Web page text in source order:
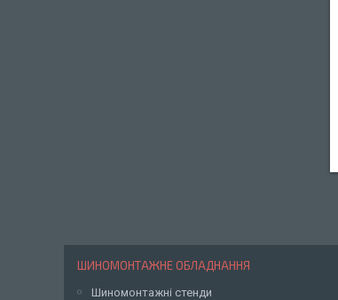
ШИНОМОНТАЖНЕ ОБЛАДНАННЯ
Шиномонтажні стенди